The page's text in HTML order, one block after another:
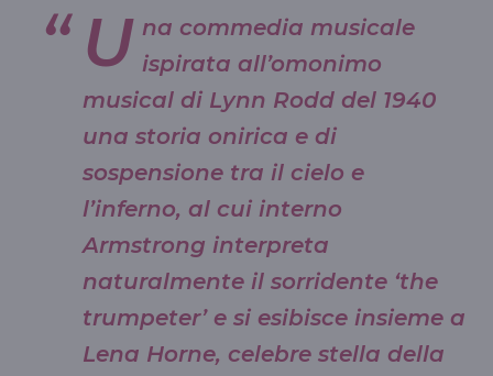
U na commedia musicale
ispirata all’omonimo
musical di Lynn Rodd del 1940
una storia onirica e di
sospensione tra il cielo e
l’inferno, al cui interno
Armstrong interpreta
naturalmente il sorridente ‘the
trumpeter’ e si esibisce insieme a
Lena Horne, celebre stella della